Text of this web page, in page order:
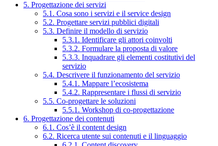
5. Progettazione dei servizi
5.1. Cosa sono i servizi e il service design
5.2. Progettare servizi pubblici digitali
5.3. Definire il modello di servizio
5.3.1. Identificare gli attori coinvolti
5.3.2. Formulare la proposta di valore
5.3.3. Inquadrare gli elementi costitutivi del
servizio
5.4. Descrivere il funzionamento del servizio
5.4.1. Mappare l’ecosistema
5.4.2. Rappresentare i flussi di servizio
5.5. Co-progettare le soluzioni
5.5.1. Workshop di co-progettazione
6. Progettazione dei contenuti
6.1. Cos’è il content design
6.2. Ricerca utente sui contenuti e il linguaggio